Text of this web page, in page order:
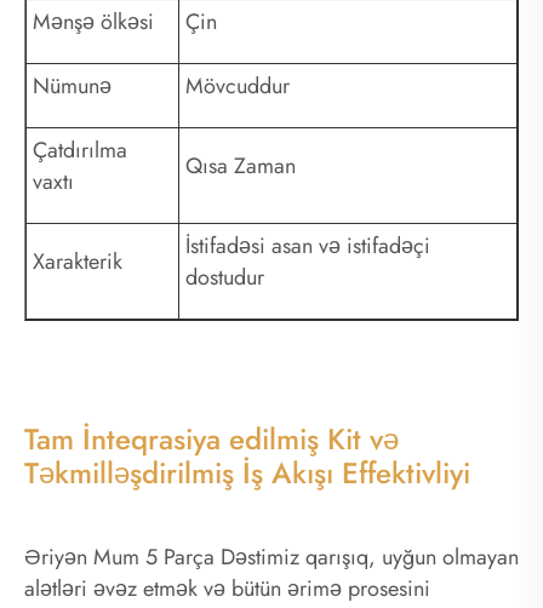
Mənşə ölkəsi Çin
Nümunə Mövcuddur
Çatdırılma
vaxtı
Qısa Zaman
Xarakterik
İstifadəsi asan və istifadəçi
dostudur
Tam İnteqrasiya edilmiş Kit və
Təkmilləşdirilmiş İş Akışı Effektivliyi
Əriyən Mum 5 Parça Dəstimiz qarışıq, uyğun olmayan
alətləri əvəz etmək və bütün ərimə prosesini